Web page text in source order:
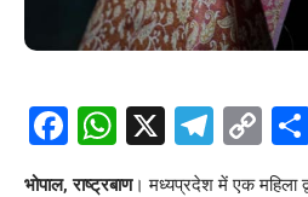
Facebook
WhatsApp
X
भोपाल, राष्ट्रबाण। मध्यप्रदेश में एक महिला